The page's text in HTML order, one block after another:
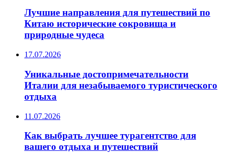
Лучшие направления для путешествий по
Китаю исторические сокровища и
природные чудеса
17.07.2026
Уникальные достопримечательности
Италии для незабываемого туристического
отдыха
11.07.2026
Как выбрать лучшее турагентство для
вашего отдыха и путешествий